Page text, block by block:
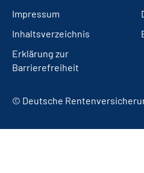
Impressum
Inhaltsverzeichnis
Erklärung zur
Barrierefreiheit
© Deutsche